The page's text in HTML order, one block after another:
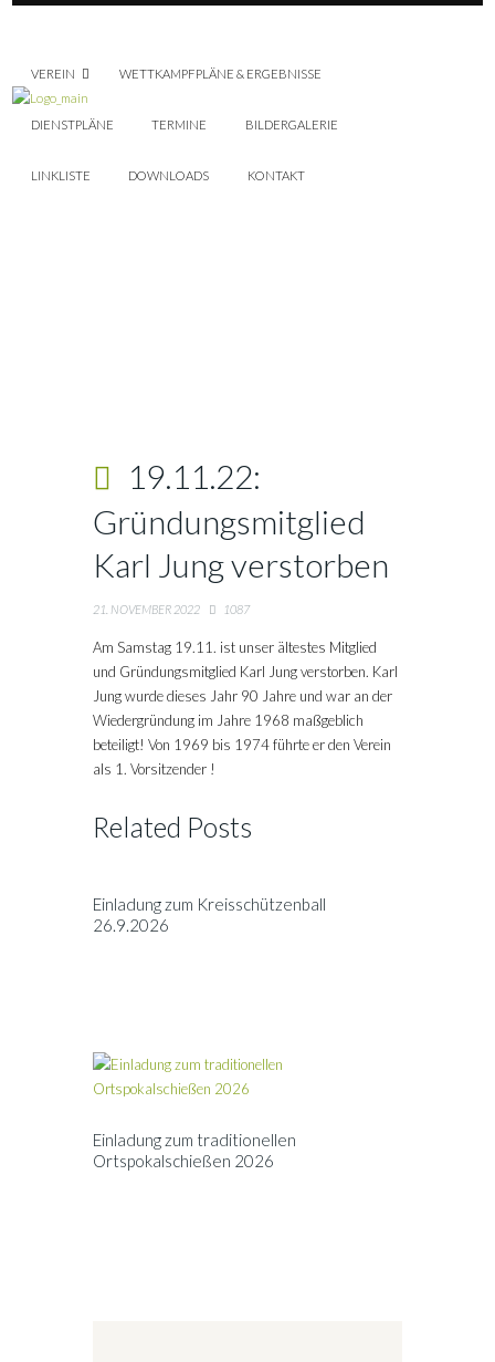
VEREIN WETTKAMPFPLÄNE & ERGEBNISSE
DIENSTPLÄNE TERMINE BILDERGALERIE
LINKLISTE DOWNLOADS KONTAKT
19.11.22:
Gründungsmitglied
Karl Jung verstorben
21. NOVEMBER 2022 1087
Am Samstag 19.11. ist unser ältestes Mitglied
und Gründungsmitglied Karl Jung verstorben. Karl
Jung wurde dieses Jahr 90 Jahre und war an der
Wiedergründung im Jahre 1968 maßgeblich
beteiligt! Von 1969 bis 1974 führte er den Verein
als 1. Vorsitzender !
Related Posts
Einladung zum Kreisschützenball
26.9.2026
Einladung zum traditionellen
Ortspokalschießen 2026